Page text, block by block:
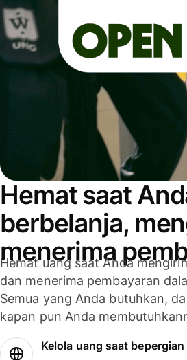
Hemat saat
berbelanja,
menerima
Hemat uang saat Anda
dan menerima pembayaran
Semua yang Anda butuhkan,
kapan pun Anda
Kelola uang saat